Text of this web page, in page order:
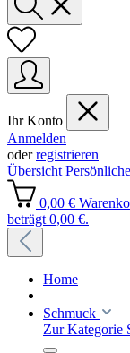
Ihr Konto
Anmelden
oderregistrieren
Übersicht
0,00 €
beträgt 0,00 €.
Home
Schmuck
Zur Kategorie